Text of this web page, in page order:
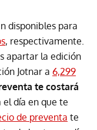
disponibles para
, respectivamente.
apartar la edición
Jotnar a 6,299
te costará
día en que te
de preventa te